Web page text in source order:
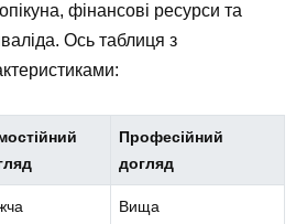
фінансові ресурси та
Ось таблиця з
Професійний
догляд
Вища